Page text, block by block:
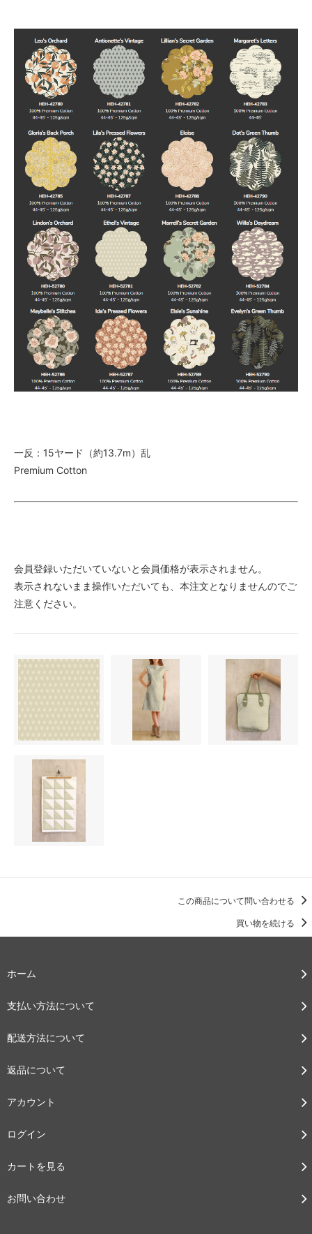
一反：15ヤード（約13.7m）乱
Premium Cotton
会員登録いただいていないと会員価格が表示されません。
表示されないまま操作いただいても、本注文となりませんのでご
注意ください。
この商品について問い合わせる
買い物を続ける
ホーム
支払い方法について
配送方法について
返品について
アカウント
ログイン
カートを見る
お問い合わせ